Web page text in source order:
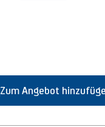
Zum Angebot